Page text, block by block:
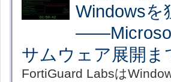
Windowsを
サムウェア展開ま
FortiGuard Labsは